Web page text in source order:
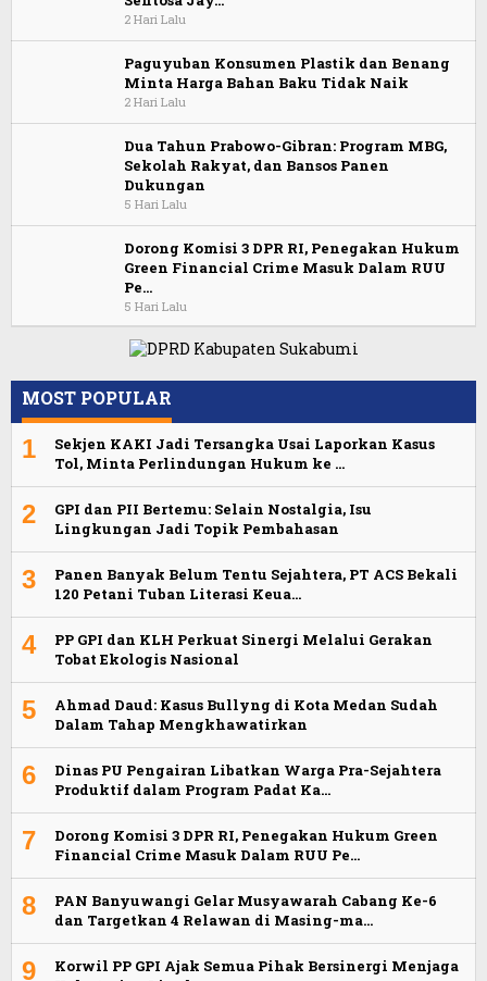
2 Hari Lalu
Paguyuban Konsumen Plastik dan Benang
Minta Harga Bahan Baku Tidak Naik
2 Hari Lalu
Dua Tahun Prabowo-Gibran: Program MBG,
Sekolah Rakyat, dan Bansos Panen
Dukungan
5 Hari Lalu
Dorong Komisi 3 DPR RI, Penegakan Hukum
Green Financial Crime Masuk Dalam RUU
Pe…
5 Hari Lalu
MOST POPULAR
1
Sekjen KAKI Jadi Tersangka Usai Laporkan Kasus
Tol, Minta Perlindungan Hukum ke …
2
GPI dan PII Bertemu: Selain Nostalgia, Isu
Lingkungan Jadi Topik Pembahasan
3
Panen Banyak Belum Tentu Sejahtera, PT ACS Bekali
120 Petani Tuban Literasi Keua…
4
PP GPI dan KLH Perkuat Sinergi Melalui Gerakan
Tobat Ekologis Nasional
5
Ahmad Daud: Kasus Bullyng di Kota Medan Sudah
Dalam Tahap Mengkhawatirkan
6
Dinas PU Pengairan Libatkan Warga Pra-Sejahtera
Produktif dalam Program Padat Ka…
7
Dorong Komisi 3 DPR RI, Penegakan Hukum Green
Financial Crime Masuk Dalam RUU Pe…
8
PAN Banyuwangi Gelar Musyawarah Cabang Ke-6
dan Targetkan 4 Relawan di Masing-ma…
9
Korwil PP GPI Ajak Semua Pihak Bersinergi Menjaga